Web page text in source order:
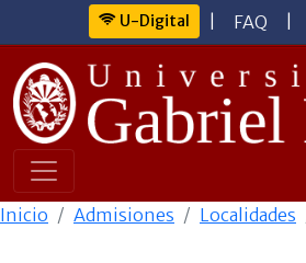
U-Digital FAQ
Inicio Admisiones Localidades